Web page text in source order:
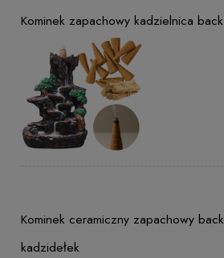
Kominek zapachowy kadzielnica
Kominek ceramiczny zapachowy
kadzidełek